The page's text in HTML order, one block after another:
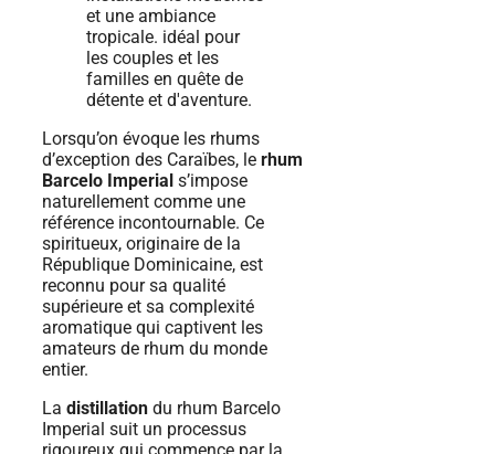
Lorsqu’on évoque les rhums
d’exception des Caraïbes, le rhum
Barcelo Imperial s’impose
naturellement comme une
référence incontournable. Ce
spiritueux, originaire de la
République Dominicaine, est
reconnu pour sa qualité
supérieure et sa complexité
aromatique qui captivent les
amateurs de rhum du monde
entier.
La distillation du rhum Barcelo
Imperial suit un processus
rigoureux qui commence par la